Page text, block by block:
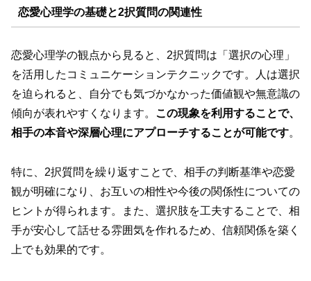
恋愛心理学の基礎と2択質問の関連性
恋愛心理学の観点から見ると、2択質問は「選択の心理」
を活用したコミュニケーションテクニックです。人は選択
を迫られると、自分でも気づかなかった価値観や無意識の
傾向が表れやすくなります。 この現象を利用することで、
相手の本音や深層心理にアプローチすることが可能です。
特に、2択質問を繰り返すことで、相手の判断基準や恋愛
観が明確になり、お互いの相性や今後の関係性についての
ヒントが得られます。また、選択肢を工夫することで、相
手が安心して話せる雰囲気を作れるため、信頼関係を築く
上でも効果的です。